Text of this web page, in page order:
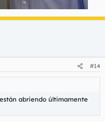
#14
abriendo últimamente